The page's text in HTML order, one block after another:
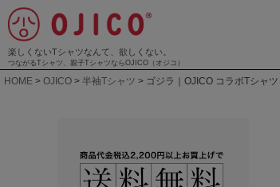
楽しくないTシャツなんて、欲しくない。
つながるTシャツ、親子TシャツならOJICO（オジコ）
HOME OJICO 半袖Tシャツ ゴジラ｜OJICO コラボTシャツ